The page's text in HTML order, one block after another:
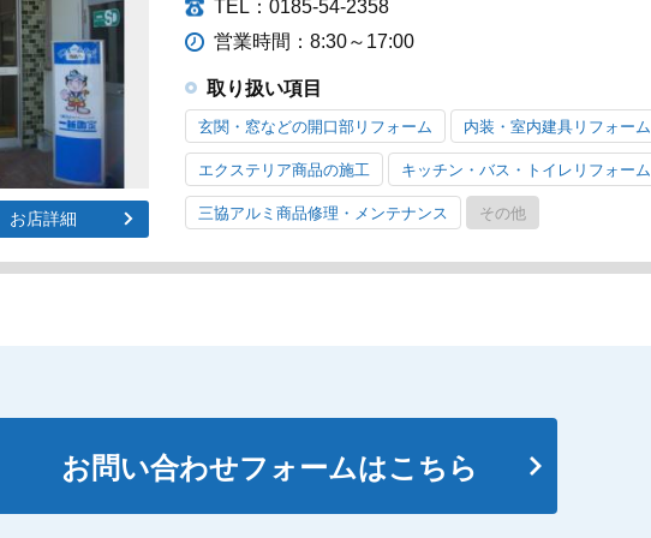
お店詳細
TEL：0185-54-2358
営業時間：8:30～17:00
取り扱い項目
玄関・窓などの開口部リフォーム 内装・室内建具リフォーム
エクステリア商品の施工 キッチン・バス・トイレリフォーム
三協アルミ商品修理・メンテナンス その他
お問い合わせフォームはこちら